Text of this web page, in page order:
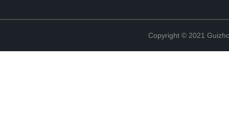
Copyright © 2021